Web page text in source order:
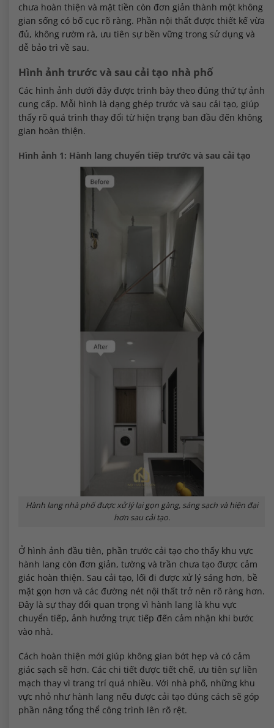
chưa hoàn thiện và mặt tiền còn đơn giản thành một không
gian sống có bố cục rõ ràng. Phần nội thất được thiết kế vừa
đủ, không rườm rà, ưu tiên sự bền vững trong sử dụng và
dễ bảo trì về sau.
Hình ảnh trước và sau cải tạo nhà phố
Các hình ảnh dưới đây được trình bày theo đúng thứ tự ảnh
cung cấp. Mỗi hình là dạng ghép trước và sau cải tạo, giúp
thấy rõ quá trình thay đổi từ hiện trạng ban đầu đến không
gian hoàn thiện.
Hình ảnh 1: Hành lang chuyển tiếp trước và sau cải tạo
Hành lang nhà phố được xử lý lại gọn gàng, sáng sạch và hiện đại
hơn sau cải tạo.
Ở hình ảnh đầu tiên, phần trước cải tạo cho thấy khu vực
hành lang còn đơn giản, tường và trần chưa tạo được cảm
giác hoàn thiện. Sau cải tạo, lối đi được xử lý sáng hơn, bề
mặt gọn hơn và các đường nét nội thất trở nên rõ ràng hơn.
Đây là sự thay đổi quan trọng vì hành lang là khu vực
chuyển tiếp, ảnh hưởng trực tiếp đến cảm nhận khi bước
vào nhà.
Cách hoàn thiện mới giúp không gian bớt hẹp và có cảm
giác sạch sẽ hơn. Các chi tiết được tiết chế, ưu tiên sự liền
mạch thay vì trang trí quá nhiều. Với nhà phố, những khu
vực nhỏ như hành lang nếu được cải tạo đúng cách sẽ góp
phần nâng tổng thể công trình lên rõ rệt.